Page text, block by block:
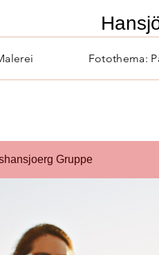
Fotothema:
Gruppe